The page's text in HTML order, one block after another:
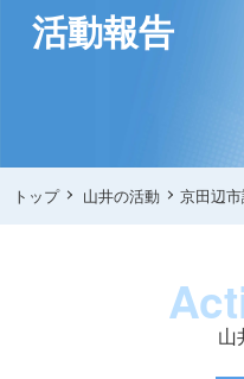
活動報告
トップ 山井の活動 京田辺
山